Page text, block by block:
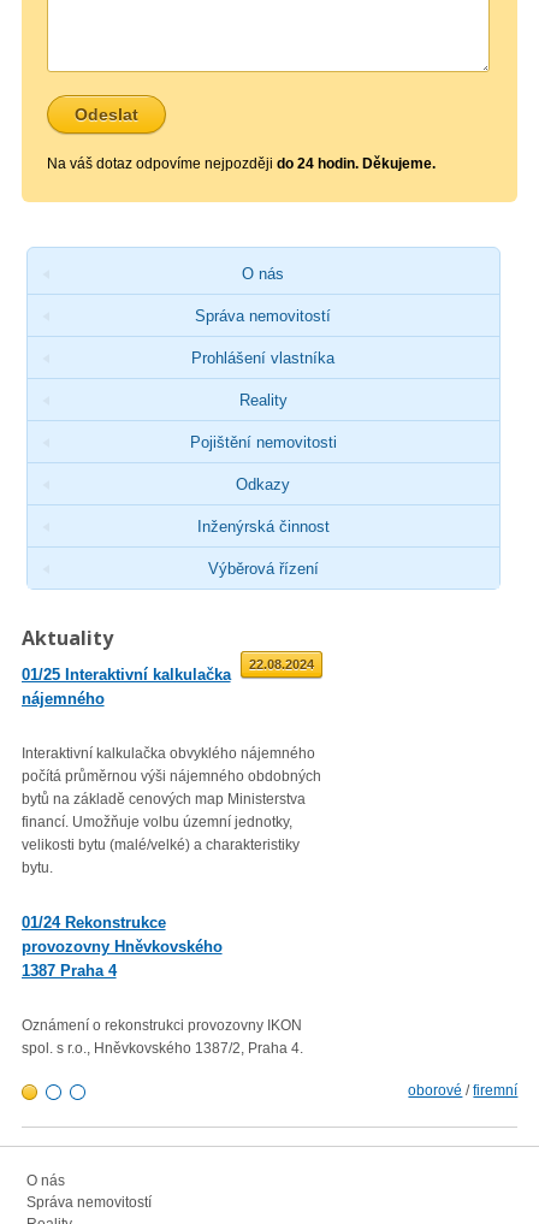
Na váš dotaz odpovíme nejpozději do 24 hodin. Děkujeme.
O nás
Správa nemovitostí
Prohlášení vlastníka
Reality
Pojištění nemovitosti
Odkazy
Inženýrská činnost
Výběrová řízení
Aktuality
01/25 Interaktivní kalkulačka
nájemného
01.09.2025
Interaktivní kalkulačka obvyklého nájemného
počítá průměrnou výši nájemného obdobných
bytů na základě cenových map Ministerstva
financí. Umožňuje volbu územní jednotky,
velikosti bytu (malé/velké) a charakteristiky
bytu.
01/24 Rekonstrukce
provozovny Hněvkovského
1387 Praha 4
22.08.2024
Oznámení o rekonstrukci provozovny IKON
spol. s r.o., Hněvkovského 1387/2, Praha 4.
02/23 Zveřejnění průměrné
oborové /firemní
O nás
Správa nemovitostí